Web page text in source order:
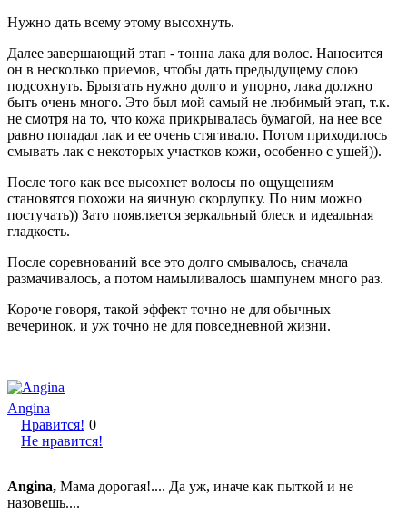
Нужно дать всему этому высохнуть.
Далее завершающий этап - тонна лака для волос. Наносится
он в несколько приемов, чтобы дать предыдущему слою
подсохнуть. Брызгать нужно долго и упорно, лака должно
быть очень много. Это был мой самый не любимый этап, т.к.
не смотря на то, что кожа прикрывалась бумагой, на нее все
равно попадал лак и ее очень стягивало. Потом приходилось
смывать лак с некоторых участков кожи, особенно с ушей)).
После того как все высохнет волосы по ощущениям
становятся похожи на яичную скорлупку. По ним можно
постучать)) Зато появляется зеркальный блеск и идеальная
гладкость.
После соревнований все это долго смывалось, сначала
размачивалось, а потом намыливалось шампунем много раз.
Короче говоря, такой эффект точно не для обычных
вечеринок, и уж точно не для повседневной жизни.
Angina
Нравится!
Не нравится!
0
Angina, Мама дорогая!.... Да уж, иначе как пыткой и не
назовешь....